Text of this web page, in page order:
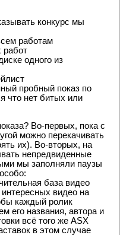
конкурс мы
работам
работ
одного из
пробный показ по
что нет битых или
Во-первых, пока с
можно перекачивать
их). Во-вторых, на
непредвиденные
мы заполняли паузы
база видео
видео на
каждый ролик
его названия, автора и
всё того же ASX
в этом случае